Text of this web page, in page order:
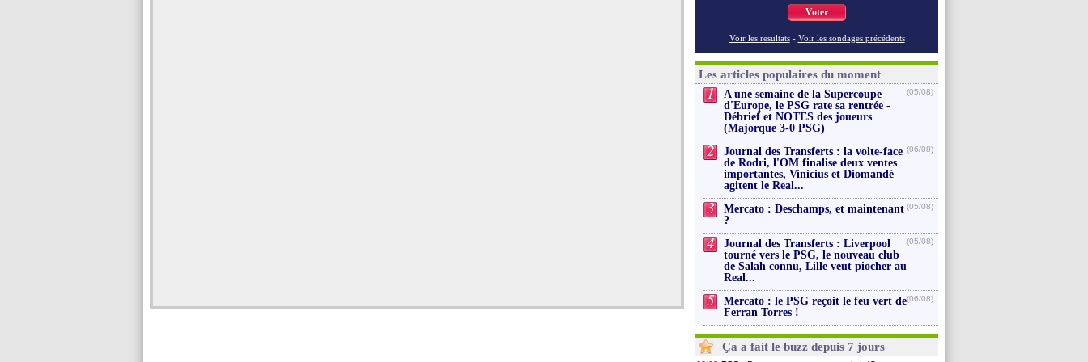
Voter
Voir les resultats - Voir les sondages précédents
Les articles populaires du moment
1
A une semaine de la Supercoupe
d'Europe, le PSG rate sa rentrée -
Débrief et NOTES des joueurs
(Majorque 3-0 PSG)
(05/08)
2
Journal des Transferts : la volte-face
de Rodri, l'OM finalise deux ventes
importantes, Vinicius et Diomandé
agitent le Real...
(06/08)
3
Mercato : Deschamps, et maintenant
?
(05/08)
4
Journal des Transferts : Liverpool
tourné vers le PSG, le nouveau club
de Salah connu, Lille veut piocher au
Real...
(05/08)
5
Mercato : le PSG reçoit le feu vert de
Ferran Torres !
(06/08)
Ça a fait le buzz depuis 7 jours